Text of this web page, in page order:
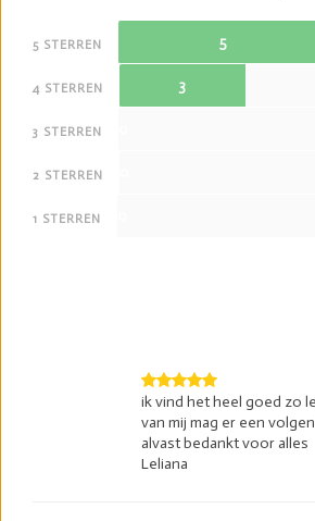
5 STERREN 5
4 STERREN 3
3 STERREN
2 STERREN
1 STERREN
ik vind het heel goed zo
van mij mag er een
alvast bedankt voor alles
Leliana